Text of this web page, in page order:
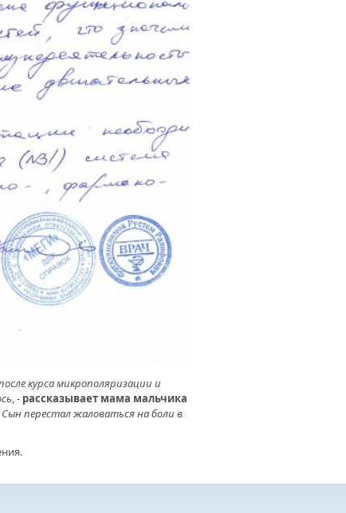
ФОНД
ПРОДОЛЖАЕТ
МЕДИЦИНСКИЕ
РЕСПУБЛИКИ
№ 44 Г.УФЫ.
ФОНД
ПРОДОЛЖАЕТ
МЕДИЦИНСКИЕ
РЕСПУБЛИКИ
БОЛЕЗНЬ. В РЕСПУБЛИКЕ
НОВАЯ ЛАБОРАТОРИЯ
курса микрополяризации и
, - рассказывает мама мальчика
перестал жаловаться на боли в